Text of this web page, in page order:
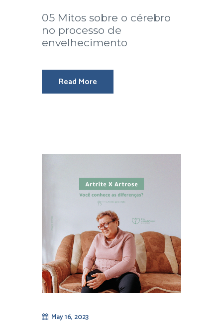
05 Mitos sobre o cérebro
no processo de
envelhecimento
Read More
May 16, 2023